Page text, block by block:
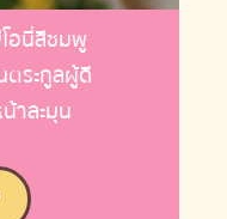
อนี่สีชมพู
ตระกูลผู้ดี
าละมุน